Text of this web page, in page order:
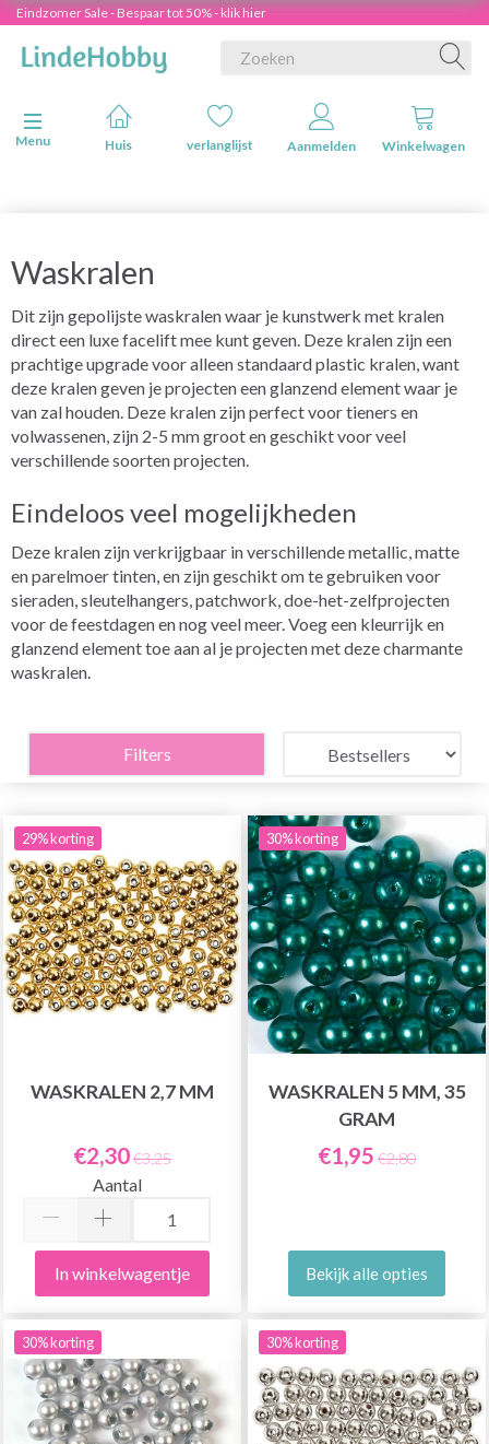
Eindzomer Sale - Bespaar tot 50% - klik hier
Navigatie in-/uitschakelen
Menu
Huis verlanglijst Aanmelden Winkelwagen
Waskralen
Dit zijn gepolijste waskralen waar je kunstwerk met kralen
direct een luxe facelift mee kunt geven. Deze kralen zijn een
prachtige upgrade voor alleen standaard plastic kralen, want
deze kralen geven je projecten een glanzend element waar je
van zal houden. Deze kralen zijn perfect voor tieners en
volwassenen, zijn 2-5 mm groot en geschikt voor veel
verschillende soorten projecten.
Eindeloos veel mogelijkheden
Deze kralen zijn verkrijgbaar in verschillende metallic, matte
en parelmoer tinten, en zijn geschikt om te gebruiken voor
sieraden, sleutelhangers, patchwork, doe-het-zelfprojecten
voor de feestdagen en nog veel meer. Voeg een kleurrijk en
glanzend element toe aan al je projecten met deze charmante
waskralen.
Filters
29% korting
WASKRALEN 2,7 MM
€2,30€3,25
Aantal
In winkelwagentje
30% korting
WASKRALEN 5 MM, 35
GRAM
€1,95 €2,80
Bekijk alle opties
30% korting 30% korting